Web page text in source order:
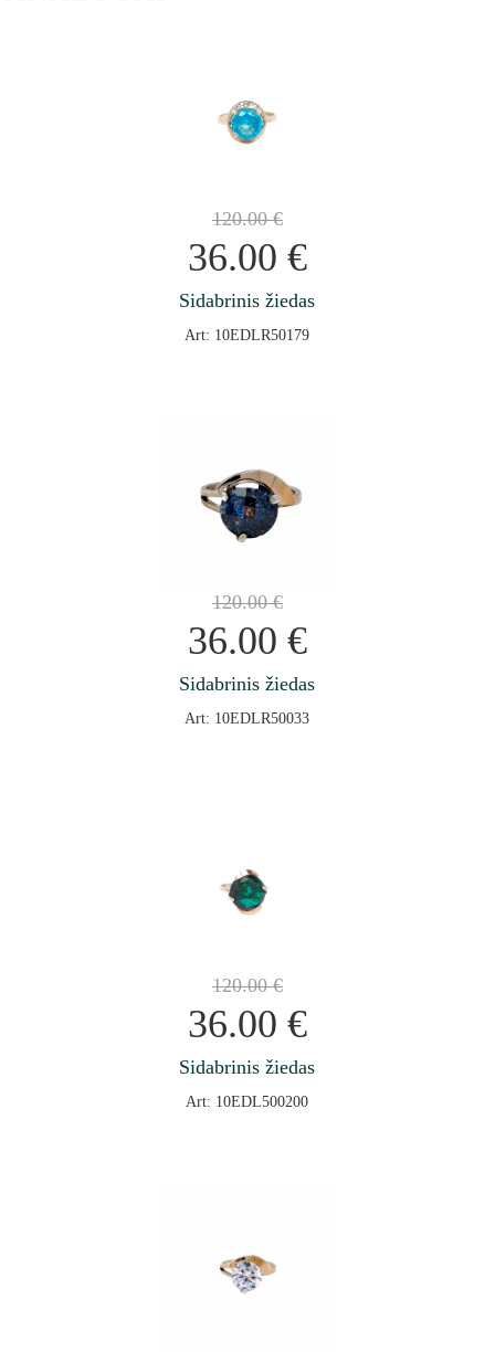
120.00€
36.00 €
Sidabrinis žiedas
Art: 10EDLR50179
120.00€
36.00 €
Sidabrinis žiedas
Art: 10EDLR50033
120.00€
36.00 €
Sidabrinis žiedas
Art: 10EDL500200